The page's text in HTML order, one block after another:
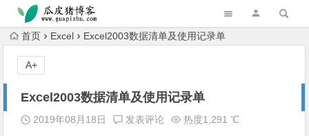
跳转到主内容
首页 Excel Excel2003数据清单及使用记录单
Excel2003数据清单及使用记录单
2019年08月18日 发表评论 热度1,291 ℃
A+